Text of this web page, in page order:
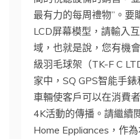
最有力的每周禮物”。要
LCD屏幕模型，請輸入
域，也就是說，您有機
級羽毛球架（TK-F C
家中，SQ GPS智能手
車輛使客戶可以在消費
4K活動的傳播。請繼續
Home Eppliances，作